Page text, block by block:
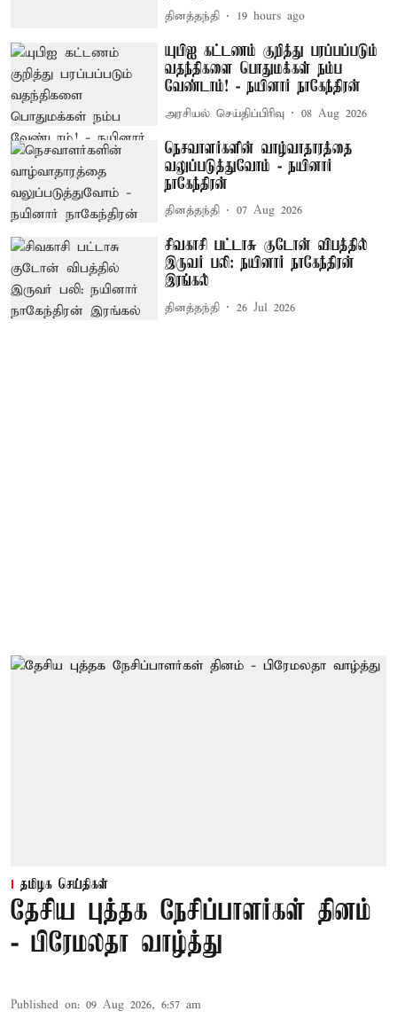
தினத்தந்தி 19 hours ago
யுபிஐ கட்டணம் குறித்து பரப்பப்படும்
வதந்திகளை பொதுமக்கள் நம்ப
வேண்டாம்! - நயினார் நாகேந்திரன்
அரசியல் செய்திப்பிரிவு 08 Aug 2026
நெசவாளர்களின் வாழ்வாதாரத்தை
வலுப்படுத்துவோம் - நயினார்
நாகேந்திரன்
தினத்தந்தி 07 Aug 2026
சிவகாசி பட்டாசு குடோன் விபத்தில்
இருவர் பலி: நயினார் நாகேந்திரன்
இரங்கல்
தினத்தந்தி 26 Jul 2026
தமிழக செய்திகள்
தேசிய புத்தக நேசிப்பாளர்கள் தினம்
- பிரேமலதா வாழ்த்து
Published on: 09 Aug 2026, 6:57 am